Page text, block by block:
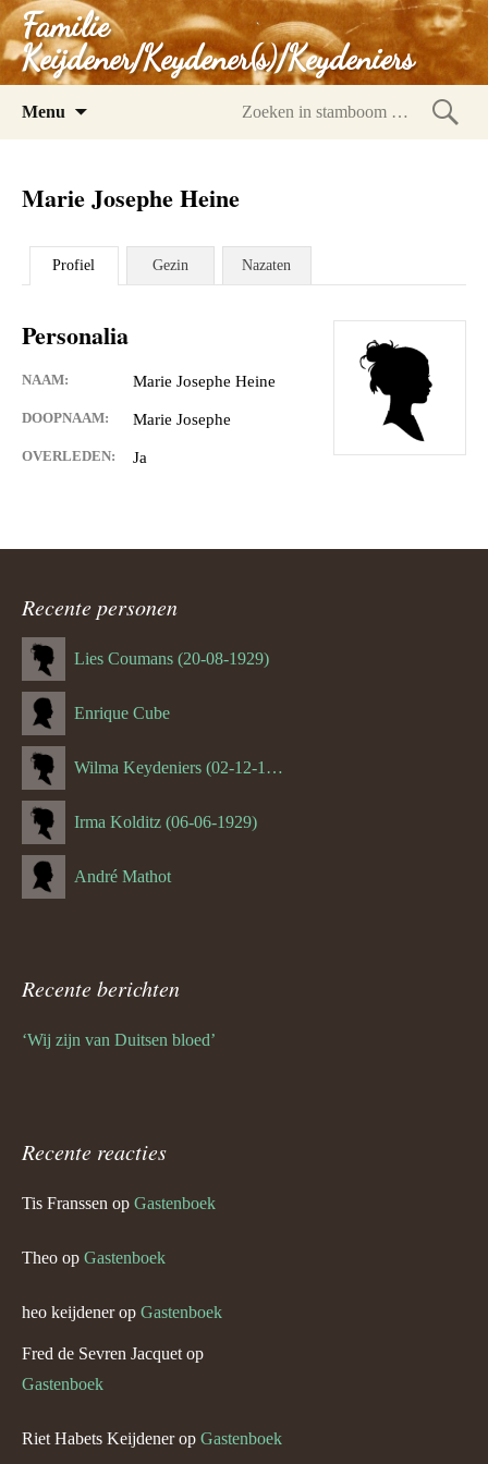
Familie
Keijdener/Keydener(s)/Keydeniers
Menu
Marie Josephe Heine
Profiel Gezin Nazaten
Personalia
NAAM: Marie Josephe Heine
DOOPNAAM: Marie Josephe
OVERLEDEN: Ja
Recente personen
Lies Coumans (20-08-1929)
Enrique Cube
Wilma Keydeniers (02-12-1953)
Irma Kolditz (06-06-1929)
André Mathot
Recente berichten
‘Wij zijn van Duitsen bloed’
Recente reacties
Tis Franssen op Gastenboek
Theo op Gastenboek
heo keijdenerop Gastenboek
Fred de Sevren Jacquet op
Gastenboek
Riet Habets Keijdenerop Gastenboek